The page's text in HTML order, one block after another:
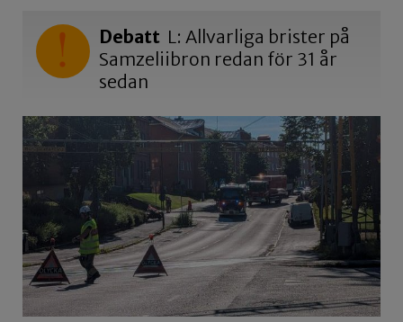
Debatt L: Allvarliga brister på
Samzeliibron redan för 31 år
sedan